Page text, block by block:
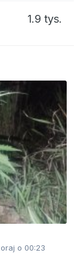
1.9 tys.
o 00:23